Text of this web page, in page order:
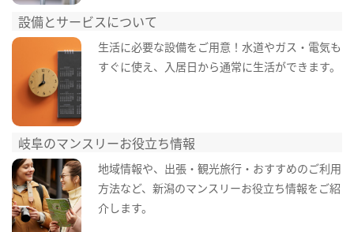
設備とサービスについて
生活に必要な設備をご用意！水道やガス・電気も
すぐに使え、入居日から通常に生活ができます。
岐阜のマンスリーお役立ち情報
地域情報や、出張・観光旅行・おすすめのご利用
方法など、新潟のマンスリーお役立ち情報をご紹
介します。